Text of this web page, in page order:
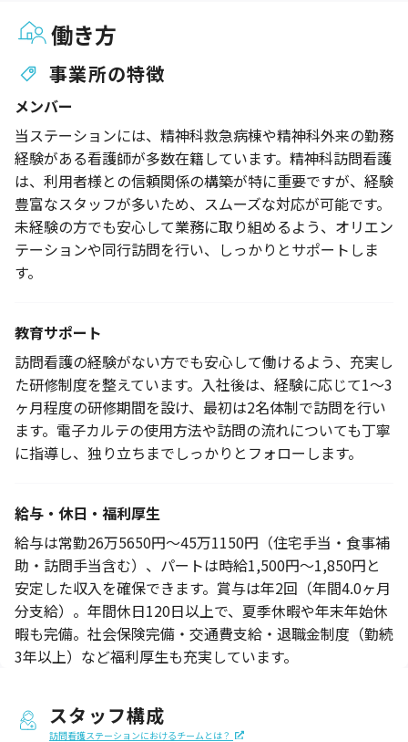
働き方
事業所の特徴
メンバー
当ステーションには、精神科救急病棟や精神科外来の勤務
経験がある看護師が多数在籍しています。精神科訪問看護
は、利用者様との信頼関係の構築が特に重要ですが、経験
豊富なスタッフが多いため、スムーズな対応が可能です。
未経験の方でも安心して業務に取り組めるよう、オリエン
テーションや同行訪問を行い、しっかりとサポートしま
す。
教育サポート
訪問看護の経験がない方でも安心して働けるよう、充実し
た研修制度を整えています。入社後は、経験に応じて1～3
ヶ月程度の研修期間を設け、最初は2名体制で訪問を行い
ます。電子カルテの使用方法や訪問の流れについても丁寧
に指導し、独り立ちまでしっかりとフォローします。
給与・休日・福利厚生
給与は常勤26万5650円～45万1150円（住宅手当・食事補
助・訪問手当含む）、パートは時給1,500円～1,850円と
安定した収入を確保できます。賞与は年2回（年間4.0ヶ月
分支給）。年間休日120日以上で、夏季休暇や年末年始休
暇も完備。社会保険完備・交通費支給・退職金制度（勤続
3年以上）など福利厚生も充実しています。
スタッフ構成
訪問看護ステーションにおけるチームとは？